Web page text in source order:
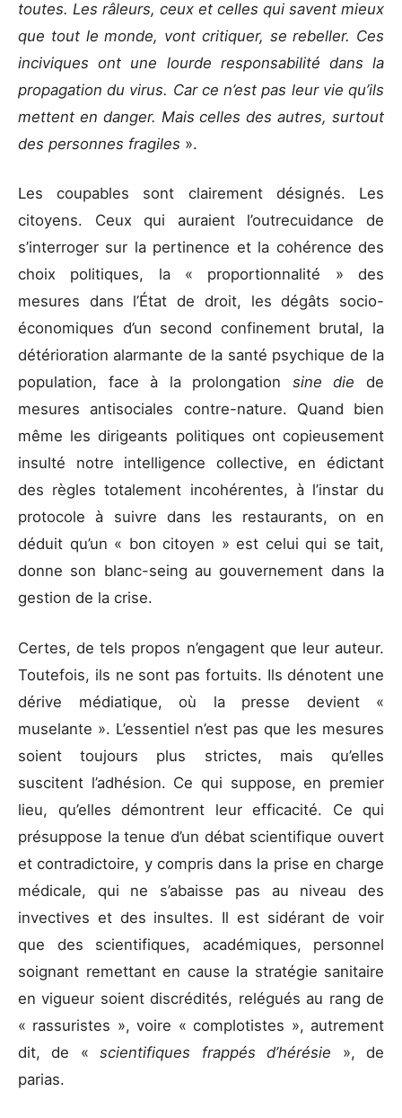
toutes. Les râleurs, ceux et celles qui savent mieux
que tout le monde, vont critiquer, se rebeller. Ces
inciviques ont une lourde responsabilité dans la
propagation du virus. Car ce n’est pas leur vie qu’ils
mettent en danger. Mais celles des autres, surtout
des personnes fragiles ».
Les coupables sont clairement désignés. Les
citoyens. Ceux qui auraient l’outrecuidance de
s’interroger sur la pertinence et la cohérence des
choix politiques, la « proportionnalité » des
mesures dans l’État de droit, les dégâts socio-
économiques d’un second confinement brutal, la
détérioration alarmante de la santé psychique de la
population, face à la prolongation sine diede
mesures antisociales contre-nature. Quand bien
même les dirigeants politiques ont copieusement
insulté notre intelligence collective, en édictant
des règles totalement incohérentes, à l’instar du
protocole à suivre dans les restaurants, on en
déduit qu’un « bon citoyen » est celui qui se tait,
donne son blanc-seing au gouvernement dans la
gestion de la crise.
Certes, de tels propos n’engagent que leur auteur.
Toutefois, ils ne sont pas fortuits. Ils dénotent une
dérive médiatique, où la presse devient «
muselante ». L’essentiel n’est pas que les mesures
soient toujours plus strictes, mais qu’elles
suscitent l’adhésion. Ce qui suppose, en premier
lieu, qu’elles démontrent leur efficacité. Ce qui
présuppose la tenue d’un débat scientifique ouvert
et contradictoire, y compris dans la prise en charge
médicale, qui ne s’abaisse pas au niveau des
invectives et des insultes. Il est sidérant de voir
que des scientifiques, académiques, personnel
soignant remettant en cause la stratégie sanitaire
en vigueur soient discrédités, relégués au rang de
« rassuristes », voire « complotistes », autrement
dit, de «scientifiques frappés d’hérésie », de
parias.